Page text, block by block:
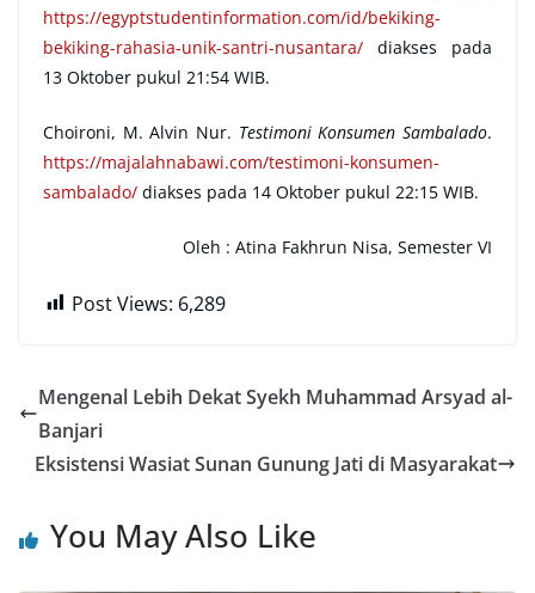
https://egyptstudentinformation.com/id/bekiking-
bekiking-rahasia-unik-santri-nusantara/ diakses pada
13 Oktober pukul 21:54 WIB.
Choironi, M. Alvin Nur. Testimoni Konsumen Sambalado.
https://majalahnabawi.com/testimoni-konsumen-
sambalado/ diakses pada 14 Oktober pukul 22:15 WIB.
Oleh : Atina Fakhrun Nisa, Semester VI
Post Views: 6,289
Mengenal Lebih Dekat Syekh Muhammad Arsyad al-
Banjari
Eksistensi Wasiat Sunan Gunung Jati di Masyarakat
You May Also Like